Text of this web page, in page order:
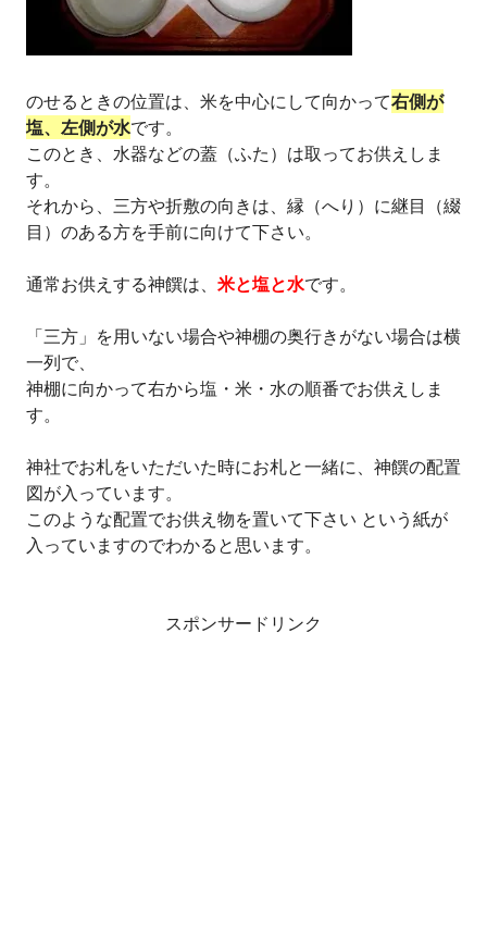
のせるときの位置は、米を中心にして向かって右側が
塩、左側が水です。
このとき、水器などの蓋（ふた）は取ってお供えしま
す。
それから、三方や折敷の向きは、縁（へり）に継目（綴
目）のある方を手前に向けて下さい。
通常お供えする神饌は、 米と塩と水です。
「三方」を用いない場合や神棚の奥行きがない場合は横
一列で、
神棚に向かって右から塩・米・水の順番でお供えしま
す。
神社でお札をいただいた時にお札と一緒に、神饌の配置
図が入っています。
このような配置でお供え物を置いて下さい という紙が
入っていますのでわかると思います。
スポンサードリンク